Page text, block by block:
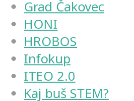
Grad Čakovec
HONI
HROBOS
Infokup
ITEO 2.0
Kaj buš STEM?